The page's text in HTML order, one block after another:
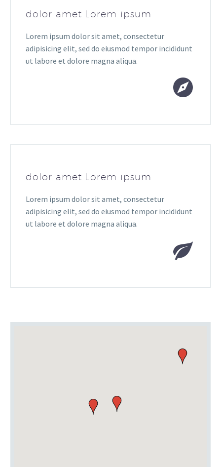
dolor amet Lorem ipsum
Lorem ipsum dolor sit amet, consectetur
adipisicing elit, sed do eiusmod tempor incididunt
ut labore et dolore magna aliqua.


dolor amet Lorem ipsum
Lorem ipsum dolor sit amet, consectetur
adipisicing elit, sed do eiusmod tempor incididunt
ut labore et dolore magna aliqua.

